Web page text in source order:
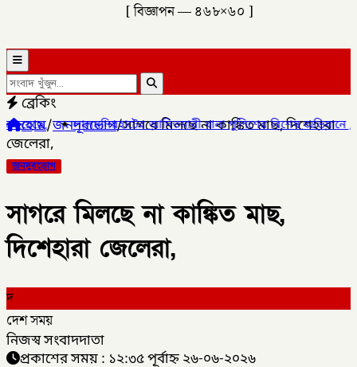
[ বিজ্ঞাপন — ৪৬৮×৬০ ]
ব্রেকিং
আদিতমারী থানা পুলিশের বিশেষ অভিযানে , মাদক সম্রাট
হোম/জনদূরভোগ/সাগরে মিলছে না কাঙ্কিত মাছ, দিশেহারা
জেলেরা,
জনদূরভোগ
সাগরে মিলছে না কাঙ্কিত মাছ,
দিশেহারা জেলেরা,
দ
দেশ সময়
নিজস্ব সংবাদদাতা
প্রকাশের সময় : ১২:৩৫ পূর্বাহ্ন ২৬-০৬-২০২৬